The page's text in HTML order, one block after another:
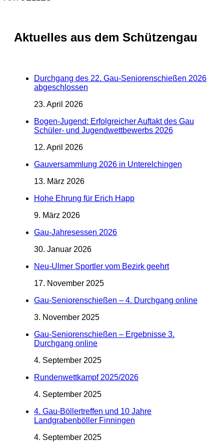
Aktuelles aus dem Schützengau
Durchgang des 22. Gau-Seniorenschießen 2026
abgeschlossen
23. April 2026
Bogen-Jugend: Erfolgreicher Auftakt des Gau
Schüler- und Jugendwettbewerbs 2026
12. April 2026
Gauversammlung 2026 in Unterelchingen
13. März 2026
Hohe Ehrung für Erich Happ
9. März 2026
Gau-Jahresessen 2026
30. Januar 2026
Neu-Ulmer Sportler vom Bezirk geehrt
17. November 2025
Gau-Seniorenschießen – 4. Durchgang online
3. November 2025
Gau-Seniorenschießen – Ergebnisse 3.
Durchgang online
4. September 2025
Rundenwettkampf 2025/2026
4. September 2025
4. Gau-Böllertreffen und 10 Jahre
Landgrabenböller Finningen
4. September 2025